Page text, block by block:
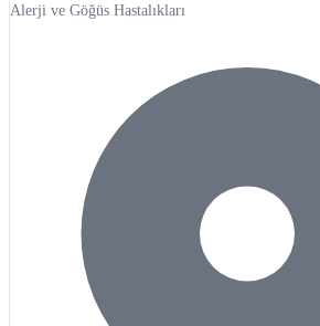
Alerji ve Göğüs Hastalıkları